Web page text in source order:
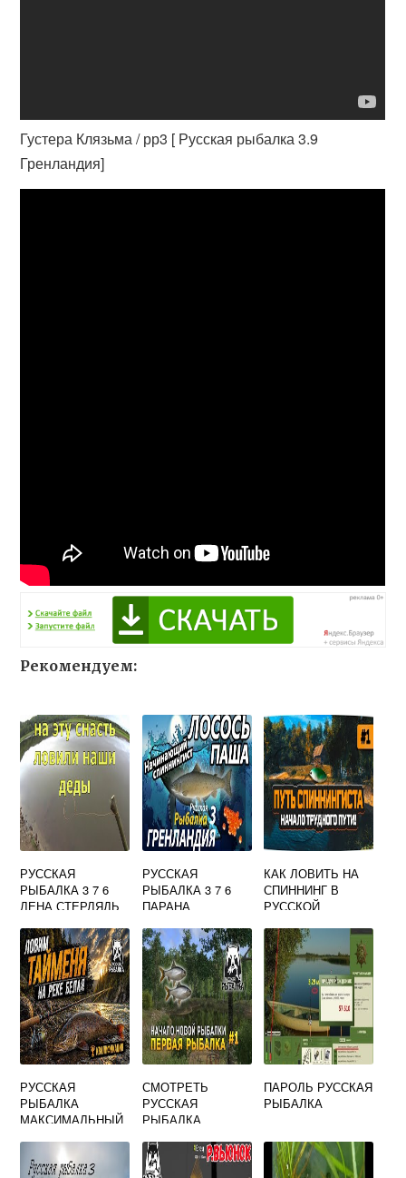
Густера Клязьма / рр3 [ Русская рыбалка 3.9
Гренландия]
Рекомендуем:
РУССКАЯ
РЫБАЛКА 3 7 6
ЛЕНА СТЕРЛЯДЬ
РУССКАЯ
РЫБАЛКА 3 7 6
ПАРАНА
КАК ЛОВИТЬ НА
СПИННИНГ В
РУССКОЙ
РУССКАЯ
РЫБАЛКА
МАКСИМАЛЬНЫЙ
СМОТРЕТЬ
РУССКАЯ
РЫБАЛКА
БЕСПЛАТНО
ПАРОЛЬ РУССКАЯ
РЫБАЛКА